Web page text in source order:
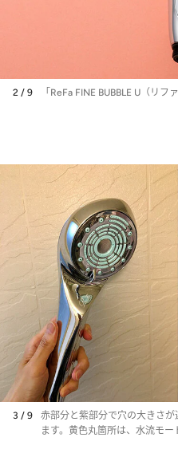
2 / 9 「ReFa FINE BUBBLE U（リフ
3 / 9
赤部分と紫部分で穴の大きさ
ます。黄色丸箇所は、水流モー